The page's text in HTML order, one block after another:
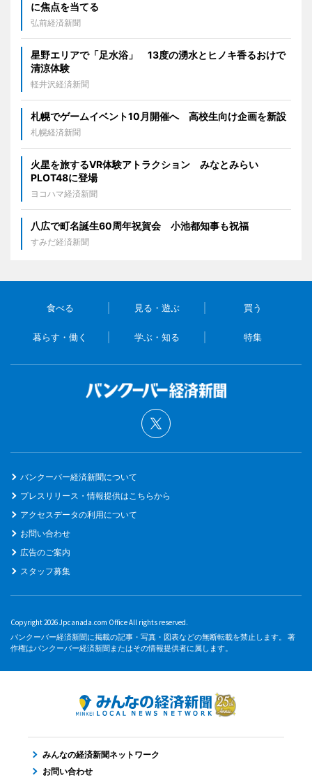
に焦点を当てる
弘前経済新聞
星野エリアで「足水浴」 13度の湧水とヒノキ香るおけで
清涼体験
軽井沢経済新聞
札幌でゲームイベント10月開催へ 高校生向け企画を新設
札幌経済新聞
火星を旅するVR体験アトラクション みなとみらい
PLOT48に登場
ヨコハマ経済新聞
八広で町名誕生60周年祝賀会 小池都知事も祝福
すみだ経済新聞
食べる 見る・遊ぶ 買う
暮らす・働く 学ぶ・知る 特集
バンクーバー経済新聞について
プレスリリース・情報提供はこちらから
アクセスデータの利用について
お問い合わせ
広告のご案内
スタッフ募集
Copyright 2026 Jpcanada.com Office All rights reserved.
バンクーバー経済新聞に掲載の記事・写真・図表などの無断転載を禁止します。 著
作権はバンクーバー経済新聞またはその情報提供者に属します。
みんなの経済新聞ネットワーク
お問い合わせ